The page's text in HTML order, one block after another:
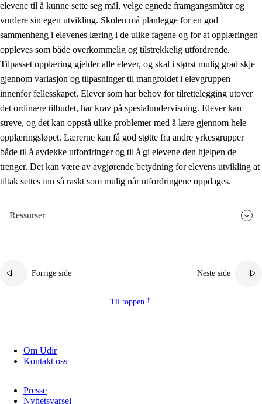
elevene til å kunne sette seg mål, velge egnede framgangsmåter og
vurdere sin egen utvikling. Skolen må planlegge for en god
sammenheng i elevenes læring i de ulike fagene og for at opplæringen
oppleves som både overkommelig og tilstrekkelig utfordrende.
Tilpasset opplæring gjelder alle elever, og skal i størst mulig grad skje
gjennom variasjon og tilpasninger til mangfoldet i elevgruppen
innenfor fellesskapet. Elever som har behov for tilrettelegging utover
det ordinære tilbudet, har krav på spesialundervisning. Elever kan
streve, og det kan oppstå ulike problemer med å lære gjennom hele
opplæringsløpet. Lærerne kan få god støtte fra andre yrkesgrupper
både til å avdekke utfordringer og til å gi elevene den hjelpen de
trenger. Det kan være av avgjørende betydning for elevens utvikling at
tiltak settes inn så raskt som mulig når utfordringene oppdages.
Ressurser
Forrige side Neste side
Til toppen
Om Udir
Kontakt oss
Presse
Nyhetsvarsel